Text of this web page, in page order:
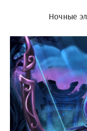
Ночные